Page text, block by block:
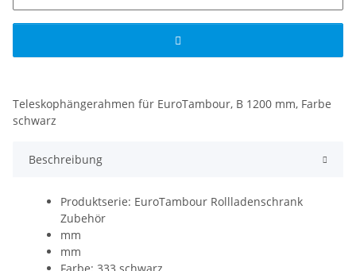
Teleskophängerahmen für EuroTambour, B 1200 mm, Farbe
schwarz
Beschreibung
Produktserie: EuroTambour Rollladenschrank
Zubehör
mm
mm
Farbe: 333 schwarz